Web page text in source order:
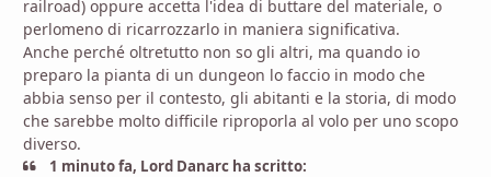
railroad) oppure accetta l'idea di buttare del materiale, o
perlomeno di ricarrozzarlo in maniera significativa.
Anche perché oltretutto non so gli altri, ma quando io
preparo la pianta di un dungeon lo faccio in modo che
abbia senso per il contesto, gli abitanti e la storia, di modo
che sarebbe molto difficile riproporla al volo per uno scopo
diverso.
1 minuto fa, Lord Danarc ha scritto: